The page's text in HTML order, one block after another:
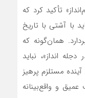
تأکید کرد که
با آشتی با تاریخ
همان‌گونه که
انداز»، نباید
مستلزم پرهیز
و واقع‌بینانه